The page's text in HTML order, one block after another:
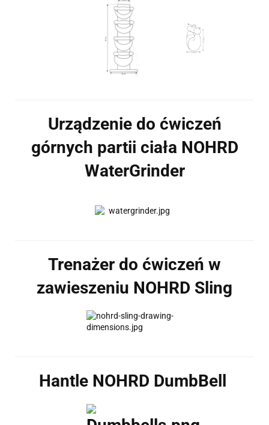
Urządzenie do ćwiczeń
górnych partii ciała NOHRD
WaterGrinder
Trenażer do ćwiczeń w
zawieszeniu NOHRD Sling
Hantle NOHRD DumbBell